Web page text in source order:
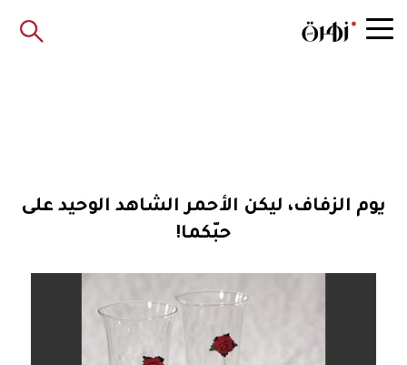
يوم الزفاف، ليكن الأحمر الشاهد الوحيد على
حبّكما!